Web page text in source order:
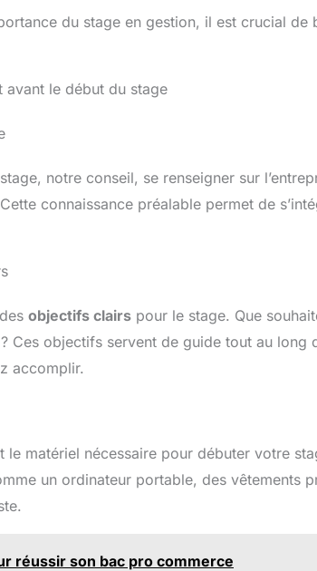
du stage en gestion, il est crucial
avant le début du stage
notre conseil, se renseigner sur
connaissance préalable permet de
objectifs clairs pour le stage. Que
Ces objectifs servent de guide tout au long
accomplir.
le matériel nécessaire pour débuter votre
un ordinateur portable, des vêtements
réussir son bac pro commerce